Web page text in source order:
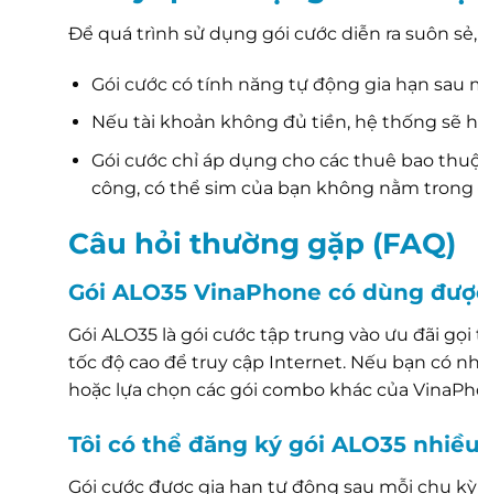
Để quá trình sử dụng gói cước diễn ra suôn
Gói cước có tính năng tự động gia hạn sau
Nếu tài khoản không đủ tiền, hệ thống sẽ
Gói cước chỉ áp dụng cho các thuê bao
công, có thể sim của bạn không nằm
Câu hỏi thường gặp (FAQ)
Gói ALO35 VinaPhone có dùng
Gói ALO35 là gói cước tập trung vào ưu đãi
tốc độ cao để truy cập Internet. Nếu bạn có
hoặc lựa chọn các gói combo khác của
Tôi có thể đăng ký gói ALO35
Gói cước được gia hạn tự động sau mỗi chu